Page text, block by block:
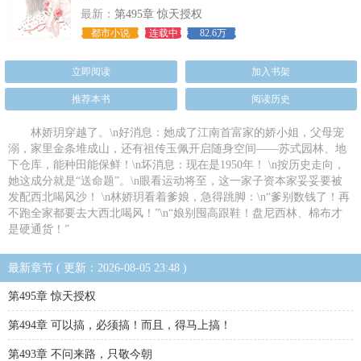
最新： 第495章 惊天授权
都市小说 连载中 82.6万
立即阅读 加入书架
推荐本书 阅读历史
林娇玥穿越了。\n好消息：她成了江南首富家的娇小姐，父母宠
溺，家里金条堆成山，还有祖传玉佩开启随身空间——苏式园林、地
下仓库，能种田能保鲜！\n坏消息：现在是1950年！ \n按历史走向，
她这成分就是“送命题”。\n眼看运动将至，这一家子资本家妥妥要被
发配西北喝风沙！ \n林娇玥看着爹娘，急得跳脚：\n“爹别数钱了！再
不跑全家都要去大西北喝风！”\n“娘别囤高跟鞋！盘尼西林、棉布才
是硬通货！”
最新章节 ( 更新：2026-08-05 23:48 )
第495章 惊天授权
第494章 可以搞，必须搞！而且，得马上搞！
第493章 不问来路，只敬今朝